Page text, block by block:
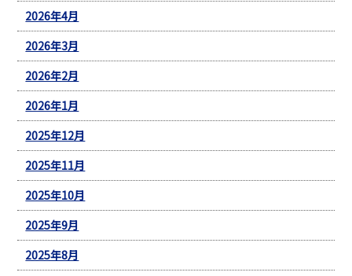
2026年4月
2026年3月
2026年2月
2026年1月
2025年12月
2025年11月
2025年10月
2025年9月
2025年8月